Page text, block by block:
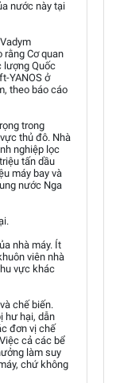
nước này tại
rằng Cơ quan
lượng Quốc
YANOS ở
theo báo cáo
trong
thủ đô. Nhà
nghiệp lọc
tấn dầu
máy bay và
nước Nga
nhà máy. Ít
viên nhà
vực khác
chế biến.
hư hại, dẫn
đơn vị chế
cả các bể
làm suy
chứ không